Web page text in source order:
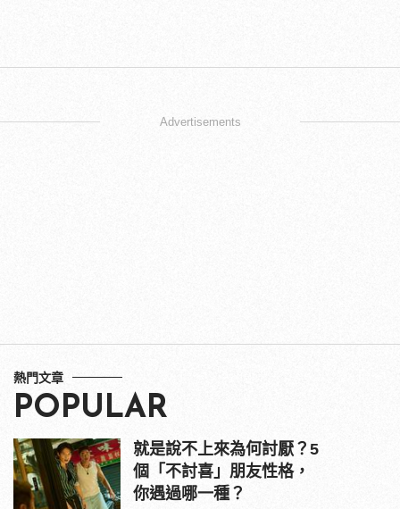
Advertisements
熱門文章
POPULAR
就是說不上來為何討厭？5
個「不討喜」朋友性格，
你遇過哪一種？